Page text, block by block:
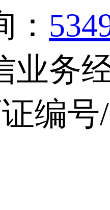
业务
编号